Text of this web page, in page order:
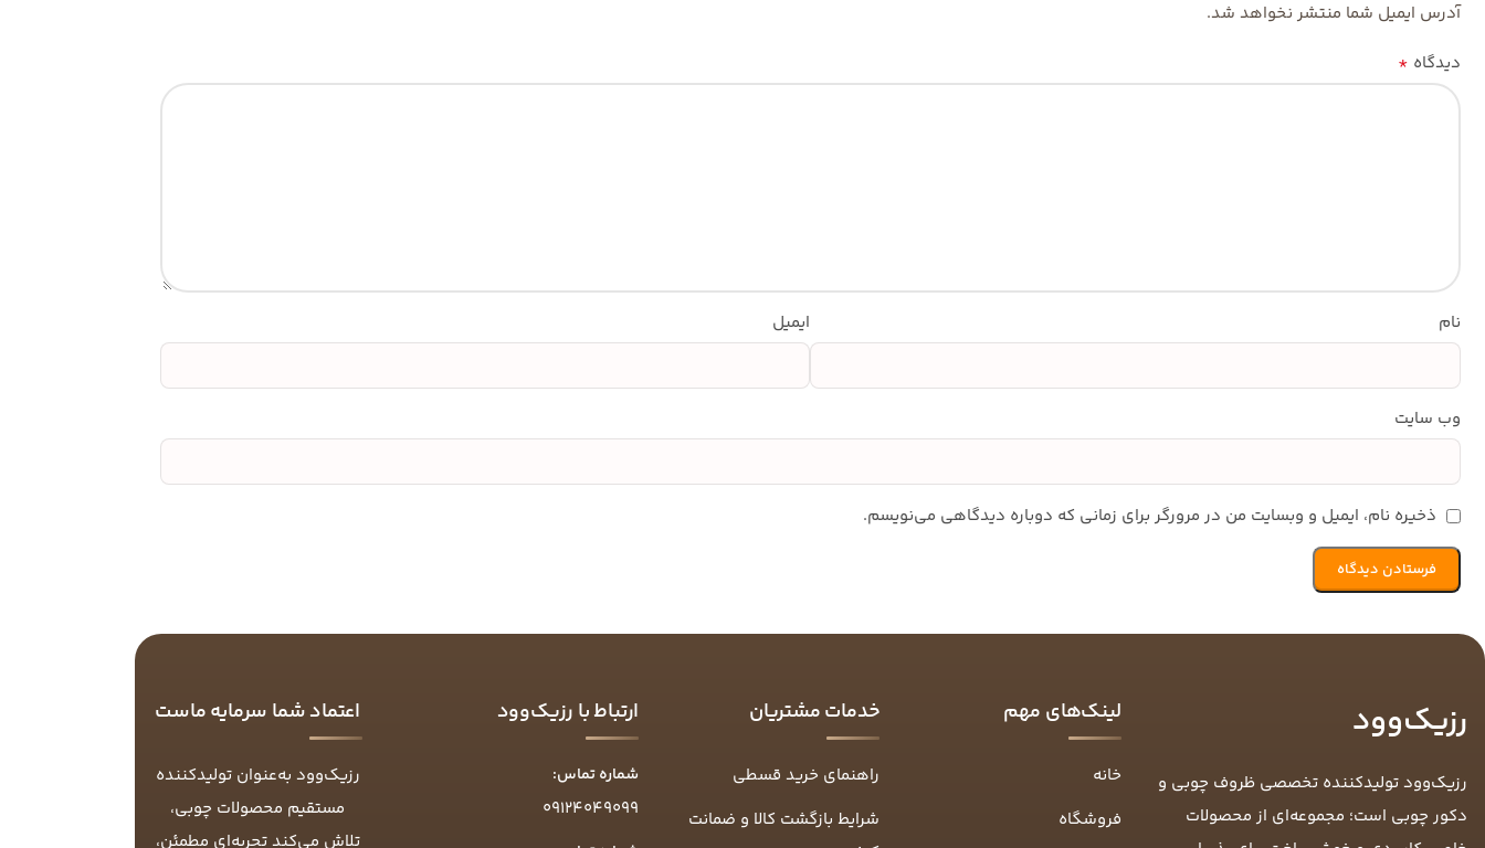
آدرس ایمیل شما منتشر نخواهد شد.
دیدگاه *
نام ایمیل
وب‌ سایت
ذخیره نام، ایمیل و وبسایت من در مرورگر برای زمانی که دوباره دیدگاهی می‌نویسم.
رزیک‌وود
رزیک‌وود تولیدکننده تخصصی ظروف چوبی و
دکور چوبی است؛ مجموعه‌ای از محصولات
لینک‌های مهم
خانه
فروشگاه
خدمات مشتریان
راهنمای خرید قسطی
شرایط بازگشت کالا و ضمانت
ارتباط با رزیک‌وود
شماره تماس:
09124049099
اعتماد شما سرمایه ماست
رزیک‌وود به‌عنوان تولیدکننده
مستقیم محصولات چوبی،
تلاش می‌کند تجربه‌ای مطمئن،